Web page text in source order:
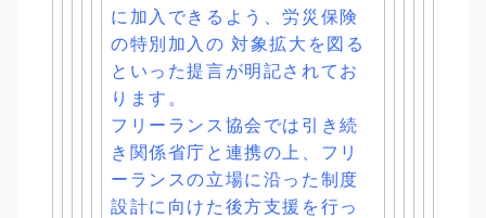
に加入できるよう、労災保険
の特別加入の 対象拡大を図る
といった提言が明記されてお
ります。
フリーランス協会では引き続
き関係省庁と連携の上、 フリ
ーランスの立場に沿った制度
設計に向けた後方支援を行っ